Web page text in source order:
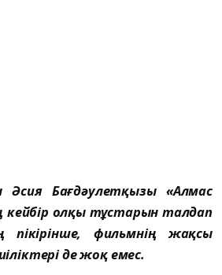
Бағдәулетқызы «Ал­мас
кейбір олқы тұс­та­рын талдап
пікірінше, фильм­нің жақсы
де жоқ емес.